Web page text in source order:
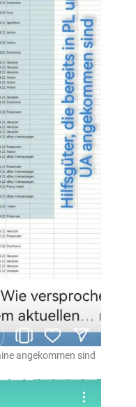
angekommen sind